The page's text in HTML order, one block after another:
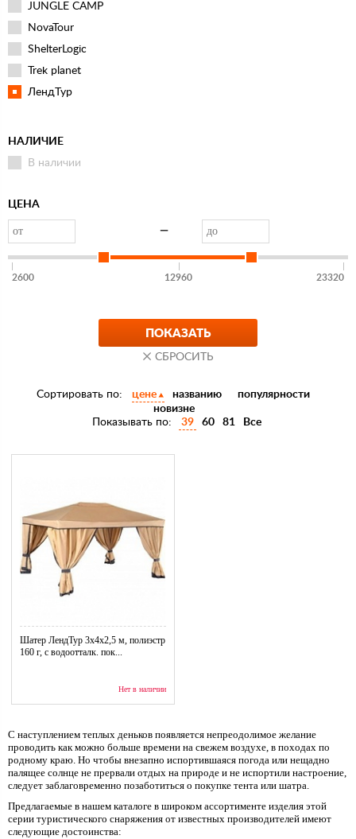
JUNGLE CAMP
NovaTour
ShelterLogic
Trek planet
ЛендТур
НАЛИЧИЕ
В наличии
ЦЕНА
—
2600 12960 23320
Сортировать по: цене названию
популярности
новизне
Показывать по:
39 60 81 Все
Шатер ЛендТур 3х4х2,5 м, полиэстр
160 г, с водоотталк. пок...
Нет в наличии
С наступлением теплых деньков появляется непреодолимое желание
проводить как можно больше времени на свежем воздухе, в походах по
родному краю. Но чтобы внезапно испортившаяся погода или нещадно
палящее солнце не прервали отдых на природе и не испортили настроение,
следует заблаговременно позаботиться о покупке тента или шатра.
Предлагаемые в нашем каталоге в широком ассортименте изделия этой
серии туристического снаряжения от известных производителей имеют
следующие достоинства: